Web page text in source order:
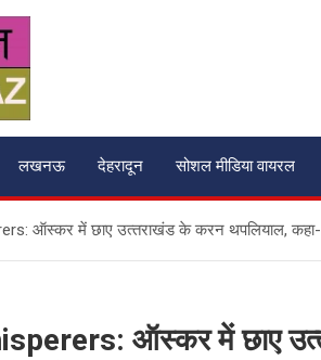
लखनऊ देहरादून सोशल मीडिया वायरल
ऑस्‍कर में छाए उत्‍तराखंड के करन थपलियाल, कहा-
ऑस्‍कर में छाए